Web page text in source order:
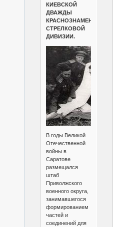
КИЕВСКОЙ
ДВАЖДЫ
КРАСНОЗНАМЕННОЙ
СТРЕЛКОВОЙ
ДИВИЗИИ.
В годы Великой
Отечественной
войны в
Саратове
размещался
штаб
Приволжского
военного округа,
занимавшегося
формированием
частей и
соединений для